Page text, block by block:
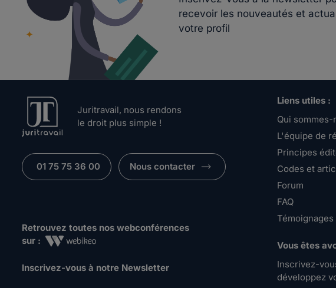
recevoir les nouveautés et
votre profil
Juritravail, nous rendons
le droit plus simple !
01 75 75 36 00 Nous contacter
Retrouvez toutes nos webconférences
sur :
Inscrivez-vous à notre Newsletter
Liens utiles :
Qui sommes-
L'équipe de
Principes
Codes et
Forum
FAQ
Vous êtes
Inscrivez-
développez